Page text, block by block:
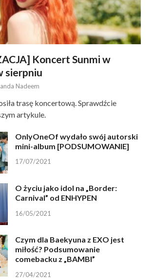
Koncert Sunmi w
sierpniu
Nadeem
trasę koncertową. Sprawdźcie
artykule.
OnlyOneOf wydało swój autorski
mini-album [PODSUMOWANIE]
17/07/2021
O życiu jako idol na „Border:
Carnival” od ENHYPEN
16/05/2021
Czym dla Baekyuna z EXO jest
miłość? Podsumowanie
comebacku z „BAMBI”
27/04/2021